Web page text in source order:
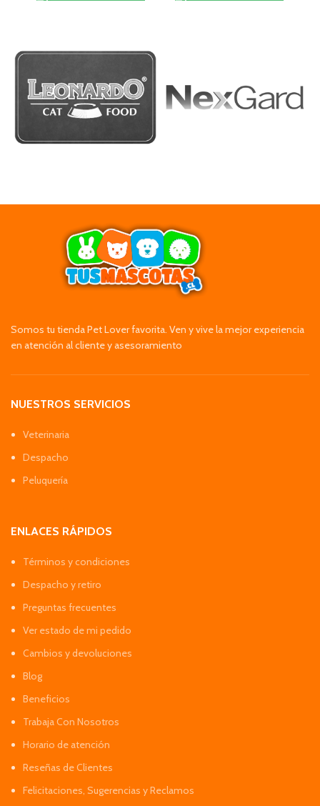
Somos tu tienda Pet Lover favorita. Ven y vive la mejor experiencia
en atención al cliente y asesoramiento
NUESTROS SERVICIOS
Veterinaria
Despacho
Peluquería
ENLACES RÁPIDOS
Términos y condiciones
Despacho y retiro
Preguntas frecuentes
Ver estado de mi pedido
Cambios y devoluciones
Blog
Beneficios
Trabaja Con Nosotros
Horario de atención
Reseñas de Clientes
Felicitaciones, Sugerencias y Reclamos